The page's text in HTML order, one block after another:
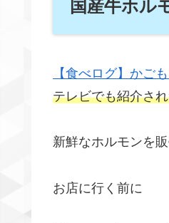
国産牛ホ
【食べログ】かごも
テレビでも紹介さ
新鮮なホルモンを販
お店に行く前に